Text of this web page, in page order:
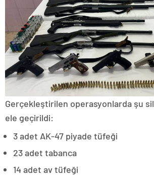
Gerçekleştirilen operasyonlarda şu
ele geçirildi:
3 adet AK-47 piyade tüfeği
23 adet tabanca
14 adet av tüfeği